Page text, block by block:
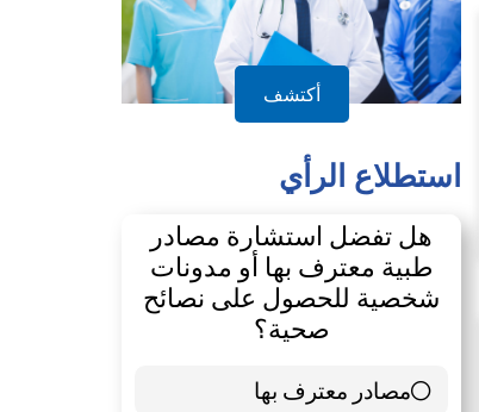
أكتشف
استطلاع الرأي
هل تفضل استشارة مصادر
طبية معترف بها أو مدونات
شخصية للحصول على نصائح
صحية؟
مصادر معترف بها
39 ( 65 % )